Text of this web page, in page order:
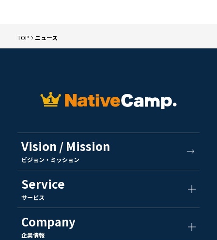
TOP ニュース
Vision / Mission
ビジョン・ミッション
Service
サービス
Company
企業情報